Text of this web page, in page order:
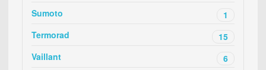
Sumoto
1
Termorad
15
Vaillant
6